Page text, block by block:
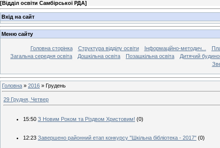
[Відділ освіти Самбірської РДА]
Вхід на сайт
Меню сайту
Головна сторінка Структура відділу освіти Інформаційно-методич...
Загальна середня освіта
Дошкільна освіта Позашкільна освіта
Дитячий
Головна » 2016 » Грудень
29 Грудня, Четвер
15:50 З Новим Роком та Різдвом Христовим! (0)
12:23 Завершено районний етап конкурсу "Шкільна бібліотека - 2017" (0)